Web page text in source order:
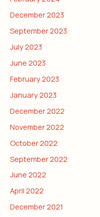
December 2023
September 2023
July 2023
June 2023
February 2023
January 2023
December 2022
November 2022
October 2022
September 2022
June 2022
April 2022
December 2021